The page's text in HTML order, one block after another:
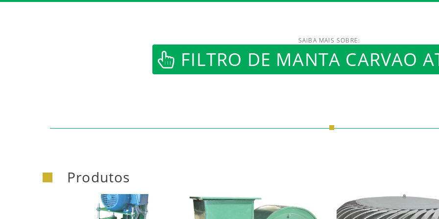
https://www.luftmaxi.com.br/
SAIBA MAIS SOBRE:
FILTRO DE MANTA CARVAO
Produtos